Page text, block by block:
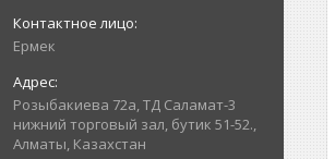
Ермек
Розыбакиева 72а, ТД Саламат-3
нижний торговый зал, бутик 51-52.,
Алматы, Казахстан